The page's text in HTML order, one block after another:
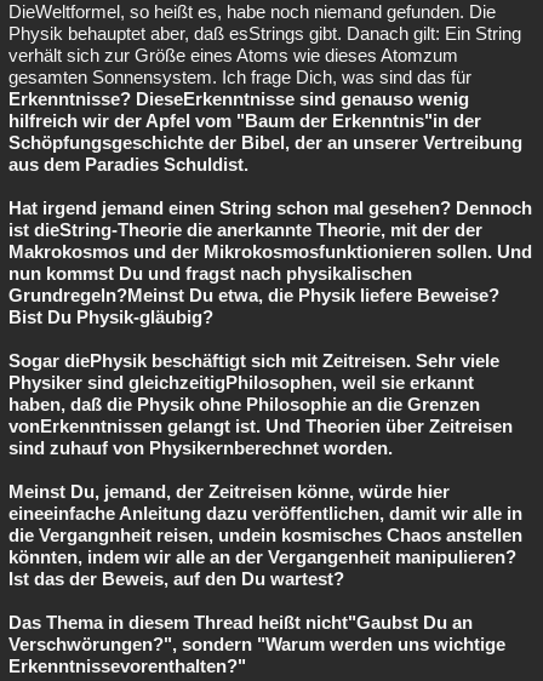
DieWeltformel, so heißt es, habe noch niemand gefunden. Die
Physik behauptet aber, daß esStrings gibt. Danach gilt: Ein String
verhält sich zur Größe eines Atoms wie dieses Atomzum
gesamten Sonnensystem. Ich frage Dich, was sind das für
Erkenntnisse? DieseErkenntnisse sind genauso wenig
hilfreich wir der Apfel vom "Baum der Erkenntnis"in der
Schöpfungsgeschichte der Bibel, der an unserer Vertreibung
aus dem Paradies Schuldist.
Hat irgend jemand einen String schon mal gesehen? Dennoch
ist dieString-Theorie die anerkannte Theorie, mit der der
Makrokosmos und der Mikrokosmosfunktionieren sollen. Und
nun kommst Du und fragst nach physikalischen
Grundregeln?Meinst Du etwa, die Physik liefere Beweise?
Bist Du Physik-gläubig?
Sogar diePhysik beschäftigt sich mit Zeitreisen. Sehr viele
Physiker sind gleichzeitigPhilosophen, weil sie erkannt
haben, daß die Physik ohne Philosophie an die Grenzen
vonErkenntnissen gelangt ist. Und Theorien über Zeitreisen
sind zuhauf von Physikernberechnet worden.
Meinst Du, jemand, der Zeitreisen könne, würde hier
eineeinfache Anleitung dazu veröffentlichen, damit wir alle in
die Vergangnheit reisen, undein kosmisches Chaos anstellen
könnten, indem wir alle an der Vergangenheit manipulieren?
Ist das der Beweis, auf den Du wartest?
Das Thema in diesem Thread heißt nicht"Gaubst Du an
Verschwörungen?", sondern "Warum werden uns wichtige
Erkenntnissevorenthalten?"